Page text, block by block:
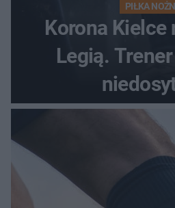
PIŁKA
Korona Kielce
Legią.